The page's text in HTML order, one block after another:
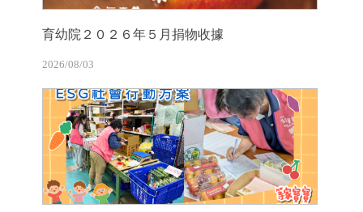
育幼院２０２６年５月捐物收據
2026/08/03